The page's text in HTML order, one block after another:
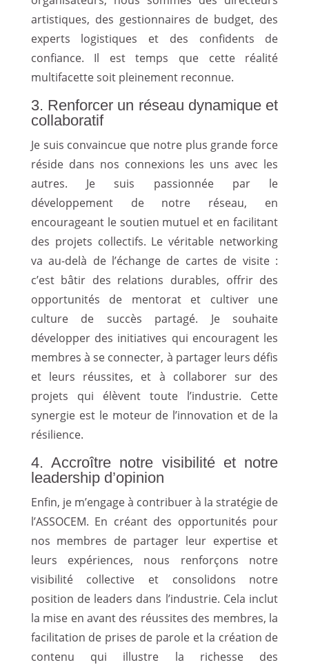
artistiques, des gestionnaires de budget, des
experts logistiques et des confidents de
confiance. Il est temps que cette réalité
multifacette soit pleinement reconnue.
3. Renforcer un réseau dynamique et
collaboratif
Je suis convaincue que notre plus grande force
réside dans nos connexions les uns avec les
autres. Je suis passionnée par le
développement de notre réseau, en
encourageant le soutien mutuel et en facilitant
des projets collectifs. Le véritable networking
va au-delà de l’échange de cartes de visite :
c’est bâtir des relations durables, offrir des
opportunités de mentorat et cultiver une
culture de succès partagé. Je souhaite
développer des initiatives qui encouragent les
membres à se connecter, à partager leurs défis
et leurs réussites, et à collaborer sur des
projets qui élèvent toute l’industrie. Cette
synergie est le moteur de l’innovation et de la
résilience.
4. Accroître notre visibilité et notre
leadership d’opinion
Enfin, je m’engage à contribuer à la stratégie de
l’ASSOCEM. En créant des opportunités pour
nos membres de partager leur expertise et
leurs expériences, nous renforçons notre
visibilité collective et consolidons notre
position de leaders dans l’industrie. Cela inclut
la mise en avant des réussites des membres, la
facilitation de prises de parole et la création de
contenu qui illustre la richesse des